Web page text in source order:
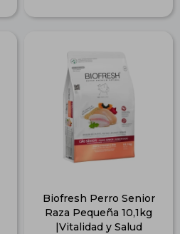
Biofresh Perro Senior
Raza Pequeña 10,1kg
|Vitalidad y Salud